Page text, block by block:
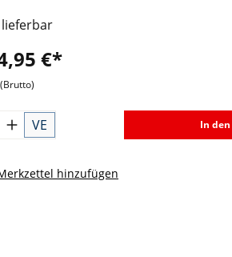
€*
VE In
hinzufügen